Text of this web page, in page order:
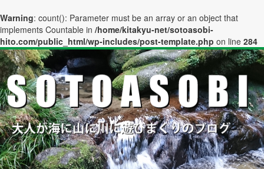
Warning: count(): Parameter must be an array or an object that
implements Countable in /home/kitakyu-net/sotoasobi-
hito.com/public_html/wp-includes/post-template.php on line 284